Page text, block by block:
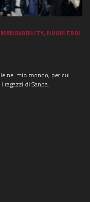
, NUOVI EROI
nel mio mondo, per cui
ragazzi di Sanpa.